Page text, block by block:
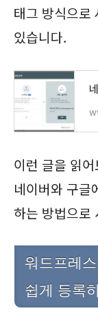
태그 방식으로
있습니다.
이런 글을 읽
네이버와 구글
하는 방법으로
워드프레
쉽게 등록